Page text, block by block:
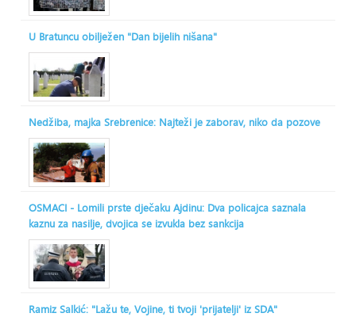
U Bratuncu obilježen "Dan bijelih nišana"
Nedžiba, majka Srebrenice: Najteži je zaborav, niko da pozove
OSMACI - Lomili prste dječaku Ajdinu: Dva policajca saznala
kaznu za nasilje, dvojica se izvukla bez sankcija
Ramiz Salkić: "Lažu te, Vojine, ti tvoji 'prijatelji' iz SDA"